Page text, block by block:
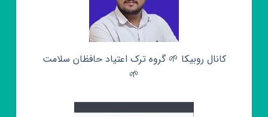
کانال روبیکا 🌱 گروه ترک اعتیاد حافظان سلامت
🌱